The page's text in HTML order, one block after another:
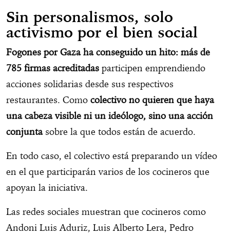
Sin personalismos, solo
activismo por el bien social
Fogones por Gaza ha conseguido un hito: más de
785 firmas acreditadas participen emprendiendo
acciones solidarias desde sus respectivos
restaurantes. Como colectivo no quieren que haya
una cabeza visible ni un ideólogo, sino una acción
conjuntasobre la que todos están de acuerdo.
En todo caso, el colectivo está preparando un vídeo
en el que participarán varios de los cocineros que
apoyan la iniciativa.
Las redes sociales muestran que cocineros como
Andoni Luis Aduriz, Luis Alberto Lera, Pedro